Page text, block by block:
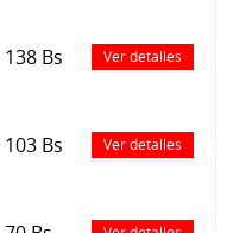
138 Bs Ver detalles
103 Bs Ver detalles